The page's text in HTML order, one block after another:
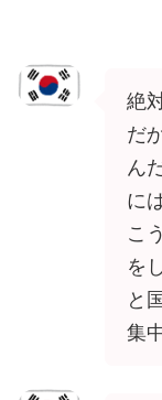
絶
だ
ん
に
こ
を
と
集